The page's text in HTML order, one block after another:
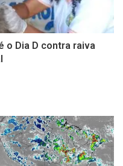
o Dia D contra raiva